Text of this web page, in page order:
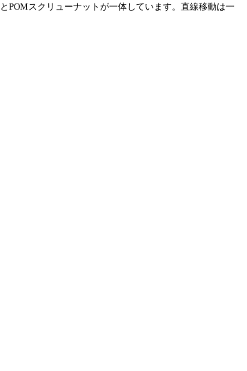
POMスクリューナットが一体しています。直線移動は一